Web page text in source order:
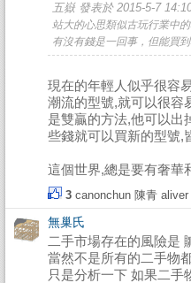
五嶽 發表於 2015-5-7
站大的心思類似古玩行業中
有沒有錢是一回事，但能買
現在的年輕人似乎很容
潮流的型號,就可以很容
是雙贏的方法,他可以出
些錢就可以買新的型號,
這個世界,總是要有奢華
3 canonchun 陳青 aliver
無巢氏
二手市場存在的風險是
當然不是所有的二手物
只是分析一下 如果二手